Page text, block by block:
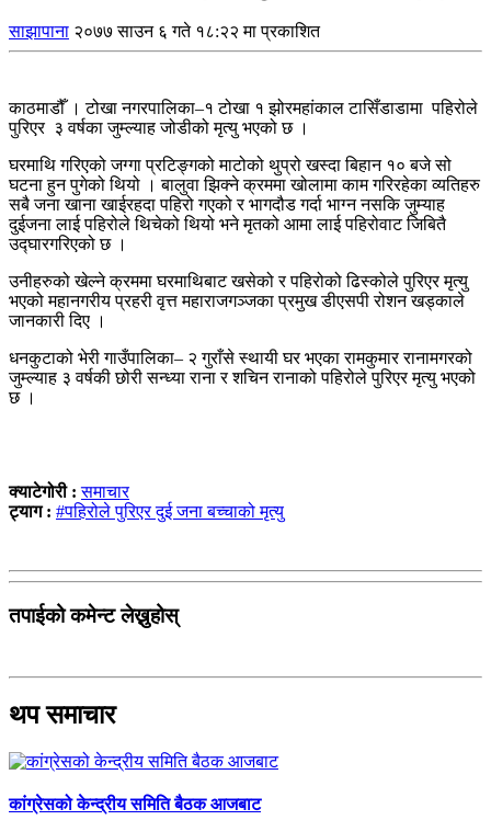
साझापाना २०७७ साउन ६ गते १८:२२ मा प्रकाशित
काठमाडौँ । टोखा नगरपालिका–१ टोखा १ झोरमहांकाल टासिँडाडामा पहिरोले
पुरिएर ३ वर्षका जुम्ल्याह जोडीको मृत्यु भएको छ ।
घरमाथि गरिएको जग्गा प्रटिङ्गको माटोको थुप्रो खस्दा बिहान १० बजे सो
घटना हुन पुगेको थियो । बालुवा झिक्ने क्रममा खोलामा काम गरिरहेका व्यतिहरु
सबै जना खाना खाईरहदा पहिरो गएको र भागदौड गर्दा भाग्न नसकि जुम्याह
दुईजना लाई पहिरोले थिचेको थियो भने मृतको आमा लाई पहिरोवाट जिबितै
उद्घारगरिएको छ ।
उनीहरुको खेल्ने क्रममा घरमाथिबाट खसेको र पहिरोको ढिस्कोले पुरिएर मृत्यु
भएको महानगरीय प्रहरी वृत्त महाराजगञ्जका प्रमुख डीएसपी रोशन खड्काले
जानकारी दिए ।
धनकुटाको भेरी गाउँपालिका– २ गुराँसे स्थायी घर भएका रामकुमार रानामगरको
जुम्ल्याह ३ वर्षकी छोरी सन्ध्या राना र शचिन रानाको पहिरोले पुरिएर मृत्यु भएको
छ ।
क्याटेगोरी :समाचार
ट्याग : #पहिरोले पुरिएर दुई जना बच्चाको मृत्यु
तपाईको कमेन्ट लेख्नुहोस्
थप समाचार
कांग्रेसको केन्द्रीय समिति बैठक आजबाट